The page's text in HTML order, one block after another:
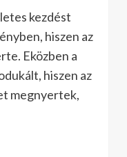
kezdést
hiszen az
Eközben a
hiszen az
megnyertek,